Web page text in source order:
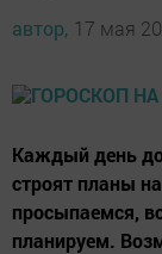
автор, 17 мая
Каждый день
строят планы
просыпаемся,
планируем.